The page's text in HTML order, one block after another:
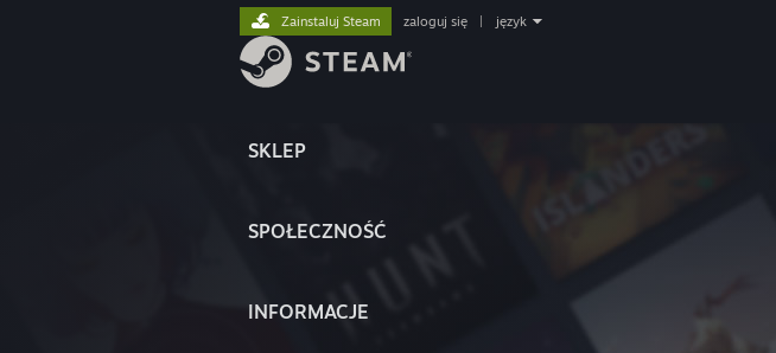
SKLEP
SPOŁECZNOŚĆ
INFORMACJE
Zainstaluj Steam zaloguj się język